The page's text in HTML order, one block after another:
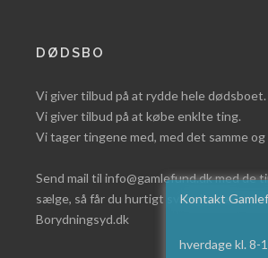
DØDSBO
Vi giver tilbud på at rydde hele dødsboet.
Vi giver tilbud på at købe enklte ting.
Vi tager tingene med, med det samme
Send mail til info@gamlefund.dk med de
sælge, så får du hurtigt svar eller læs
Borydningsyd.dk
Kontakt
hverdage kl. 8-